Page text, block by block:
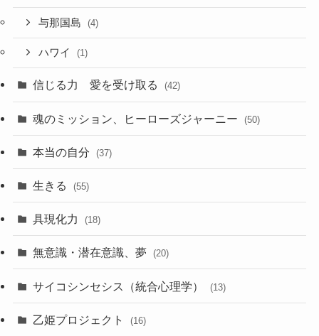
与那国島 (4)
ハワイ (1)
信じる力 愛を受け取る (42)
魂のミッション、ヒーローズジャーニー (50)
本当の自分 (37)
生きる (55)
具現化力 (18)
無意識・潜在意識、夢 (20)
サイコシンセシス（統合心理学） (13)
乙姫プロジェクト (16)